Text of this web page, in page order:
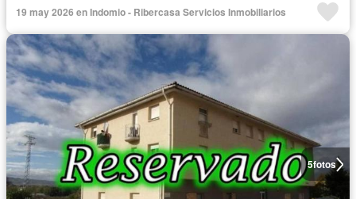
19 may 2026 en Indomio - Ribercasa Servicios Inmobiliarios
5fotos